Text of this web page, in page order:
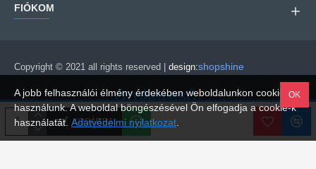
KOSÁRBA
FIÓKOM
Copyright © 2021 all rights reserved | design:shopshine
Árukereső.hu
OK
A jobb felhasználói élmény érdekében weboldalunkon cookie-kat
használunk. A weboldal böngészésével Ön elfogadja a cookie-k
használatát. Adatvédelmi nyilatkozat